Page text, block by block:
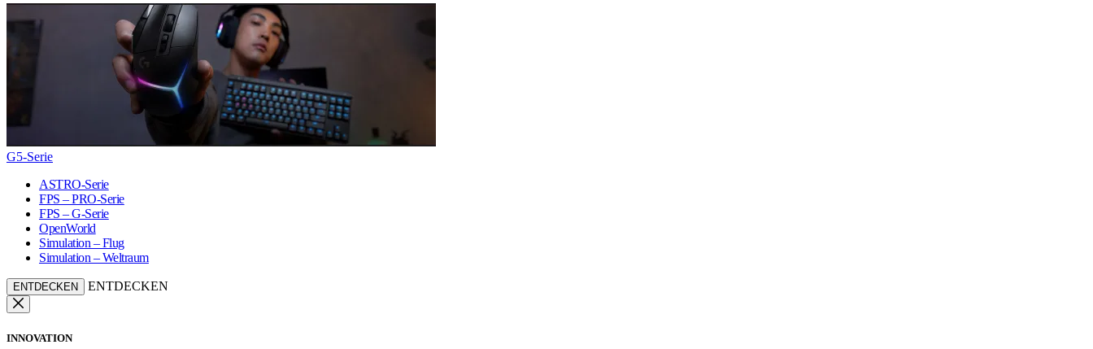
G5-Serie
ASTRO-Serie
FPS – PRO-Serie
FPS – G-Serie
OpenWorld
Simulation – Flug
Simulation – Weltraum
ENTDECKEN ENTDECKEN
INNOVATION